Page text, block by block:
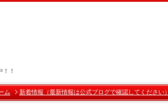
！
ム 新着情報（最新情報は公式ブログで確認してください）